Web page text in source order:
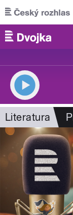
Přejít k hlavnímu
Literatura